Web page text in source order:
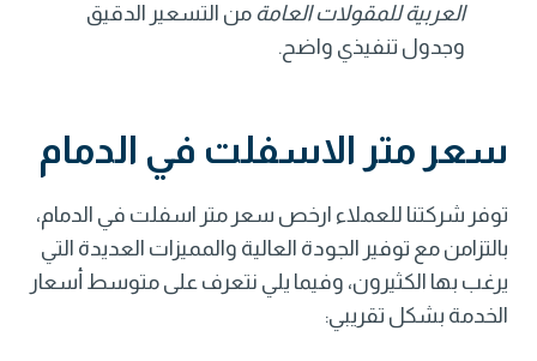
العربية للمقولات العامة من التسعير الدقيق
وجدول تنفيذي واضح.
سعر متر الاسفلت في الدمام
توفر شركتنا للعملاء ارخص سعر متر اسفلت في الدمام،
بالتزامن مع توفير الجودة العالية والمميزات العديدة التي
يرغب بها الكثيرون، وفيما يلي نتعرف على متوسط أسعار
الخدمة بشكل تقريبي: